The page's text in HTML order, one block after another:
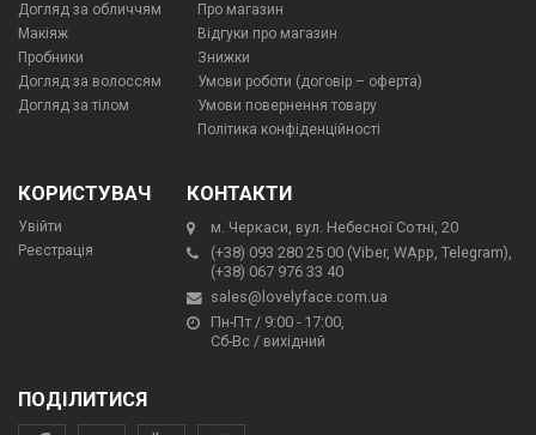
Догляд за обличчям
Макіяж
Пробники
Догляд за волоссям
Догляд за тілом
Про магазин
Відгуки про магазин
Знижки
Умови роботи (договір – оферта)
Умови повернення товару
Політика конфіденційності
КОРИСТУВАЧ
Увійти
Реєстрація
КОНТАКТИ
м. Черкаси, вул. Небесної Сотні, 20
(+38) 093 280 25 00 (Viber, WApp, Telegram),
(+38) 067 976 33 40
sales@lovelyface.com.ua
Пн-Пт / 9:00 - 17:00,
Сб-Вс / вихідний
ПОДІЛИТИСЯ